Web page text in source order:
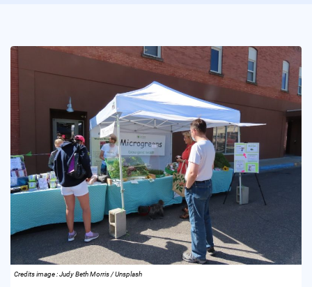
Credits image : Judy Beth Morris / Unsplash